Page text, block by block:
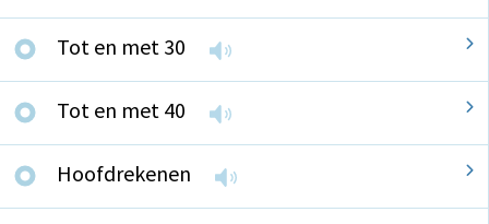
Tot en met 30
Tot en met 40
Hoofdrekenen